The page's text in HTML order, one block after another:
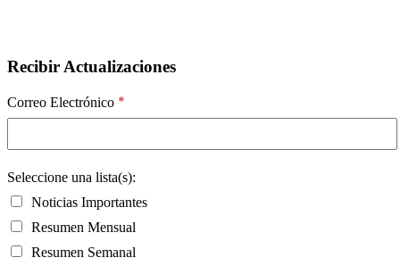
Recibir Actualizaciones
Correo Electrónico *
Seleccione una lista(s):
Noticias Importantes
Resumen Mensual
Resumen Semanal